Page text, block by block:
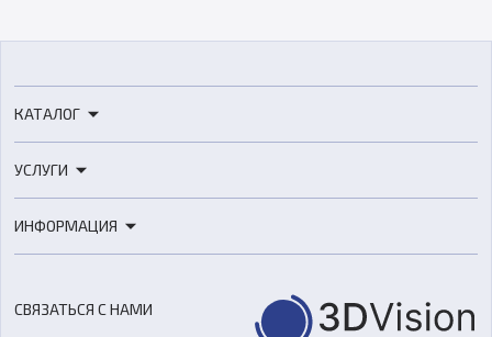
КАТАЛОГ
3D-сканеры
Расходные материалы
Оборудование и материалы для вакуумного литья
Аксессуары и прочее оборудование
УСЛУГИ
3D-моделирование
ИНФОРМАЦИЯ
СВЯЗАТЬСЯ С НАМИ